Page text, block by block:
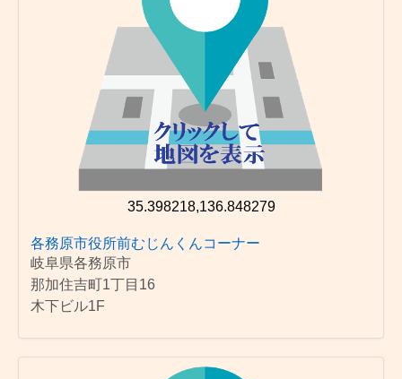
35.398218,136.848279
各務原市役所前むじんくんコーナー
岐阜県各務原市
那加住吉町1丁目16
木下ビル1F